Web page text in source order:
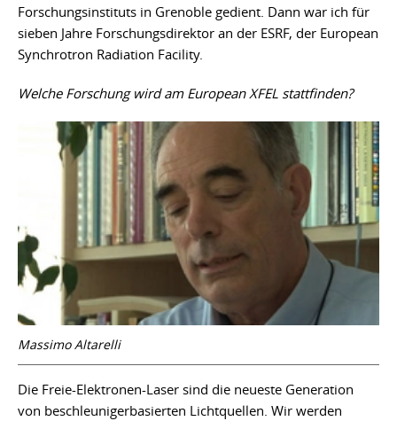
Forschungsinstituts in Grenoble gedient. Dann war ich für
sieben Jahre Forschungsdirektor an der ESRF, der European
Synchrotron Radiation Facility.
Welche Forschung wird am European XFEL stattfinden?
Massimo Altarelli
Die Freie-Elektronen-Laser sind die neueste Generation
von beschleunigerbasierten Lichtquellen. Wir werden